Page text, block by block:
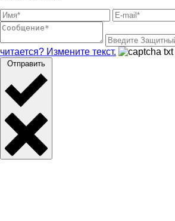
читается? Измените текст.
Отправить